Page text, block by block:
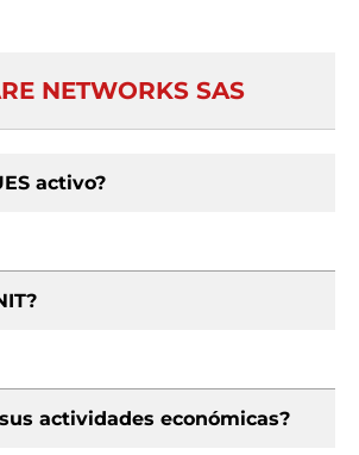
NETWORKS SAS
activo?
actividades económicas?